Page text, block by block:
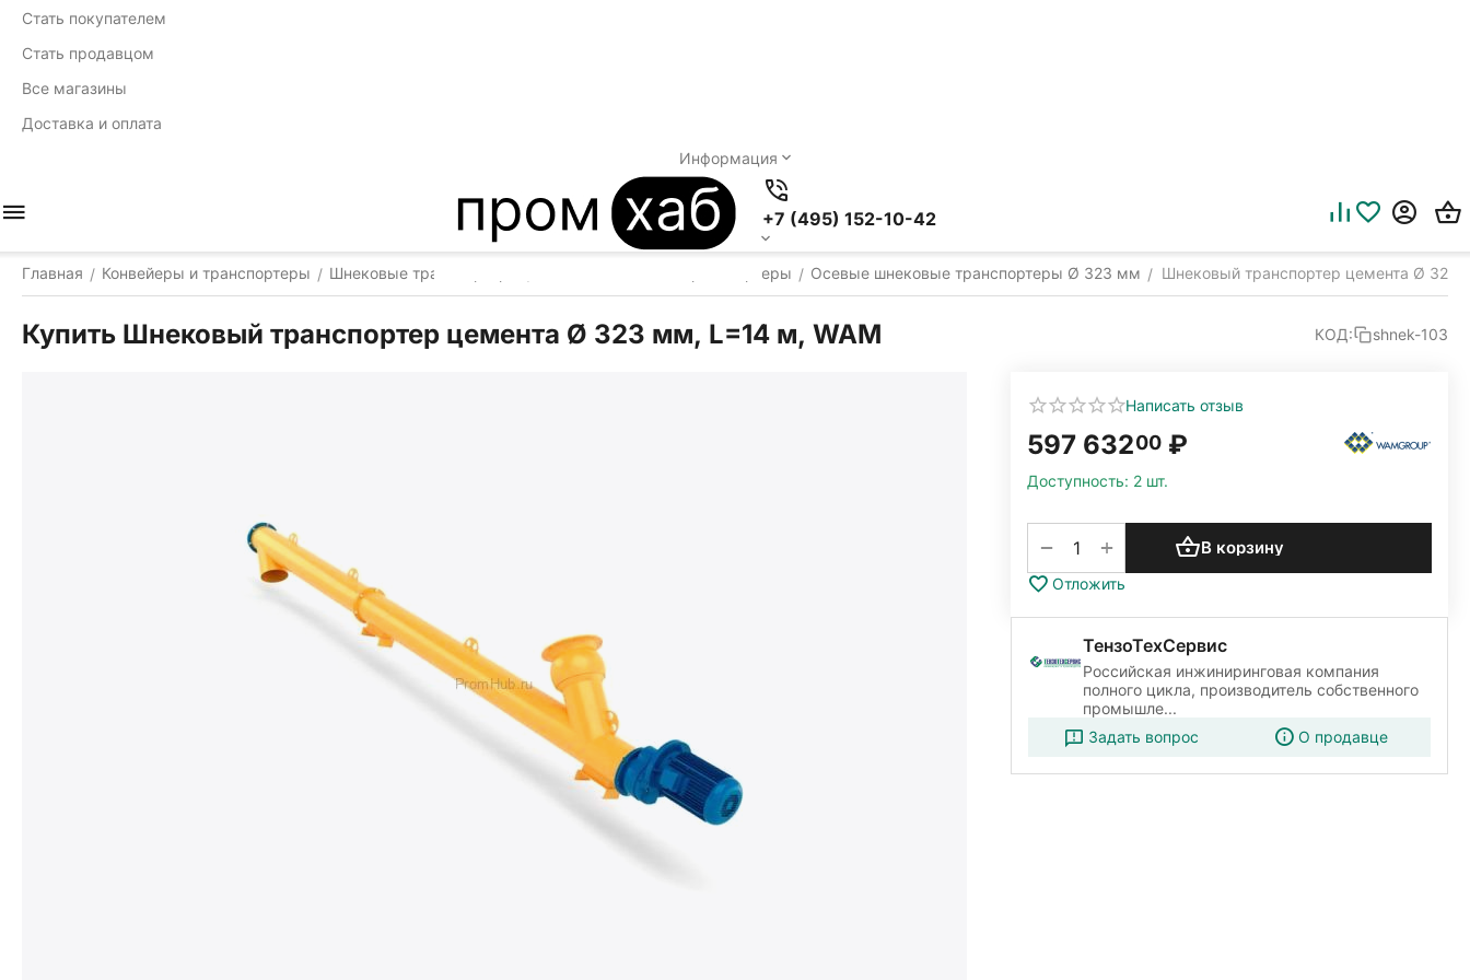
Стать покупателем
Стать продавцом
Все магазины
Доставка и оплата
Информация
+7 (495) 152-10-42
Главная / Конвейеры и транспортеры / Шнековые транспортеры Осевые шнековые транспортеры / Осевые шнековые транспортеры Ø 323 мм / Шнековый транспортер цемента Ø 323
Купить Шнековый транспортер цемента Ø 323 мм, L=14 м, WAM КОД: shnek-103
Написать отзыв
597 63200 ₽
Доступность: 2 шт.
+
− В корзину
Отложить
ТензоТехСервис
Российская инжиниринговая компания
полного цикла, производитель собственного
промышле...
Задать вопрос
О продавце